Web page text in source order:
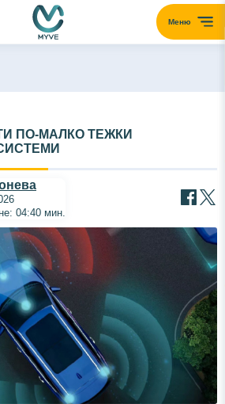
Меню
ПО-МАЛКО ТЕЖКИ
04:40 мин.